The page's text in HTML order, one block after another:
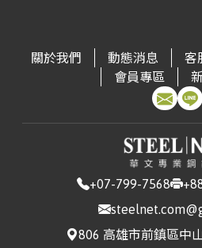
關於我們 動態消息 客
會員專區
+07-799-7568
806 高雄市前鎮區中